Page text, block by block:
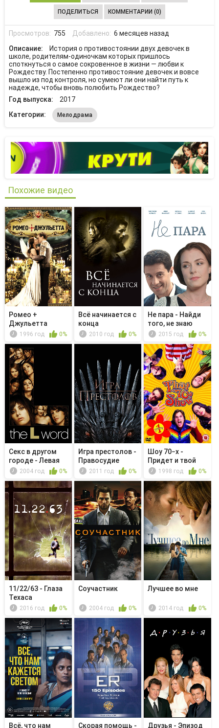
ПОДЕЛИТЬСЯ КОММЕНТАРИИ (0)
Просмотров: 755 Добавлено: 6 месяцев назад
Описание:
История о противостоянии двух девочек в
школе, родителям-одиночкам которых пришлось
споткнуться о самое сокровенное в жизни — любви к
Рождеству. Постепенно противостояние девочек и вовсе
вышло из под контроля, но сумеют ли они найти путь к
надежде, чтобы вновь полюбить Рождество?
Год выпуска:
2017
Категории:
Мелодрама
Похожие видео
Ромео +
Джульетта
1996 год 0%
Всё начинается с
конца
2010 год 0%
Не пара - Найди
того, не знаю
кого: Ч...
2015 год 0%
Секс в другом
городе - Левая
рука богини
2004 год 0%
Игра престолов -
Правосудие
королевы
2011 год 0%
Шоу 70−х -
Придет и твой
черед1998 год 0%
11/22/63 - Глаза
Техаса
2016 год 0%
Соучастник
2004 год 0%
Лучшее во мне
2014 год 0%
Всё, что нам Скорая помощь - Друзья - Эпизод